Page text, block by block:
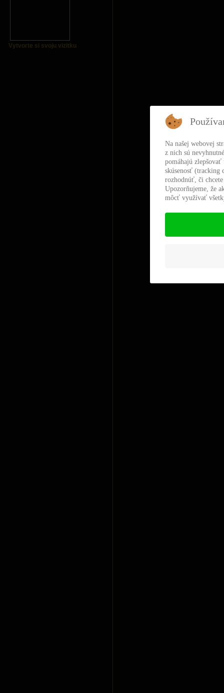
Vytvorte si svoju vizitku
Na našej webovej
z nich sú
pomáhajú
skúsenosť (tracking
rozhodnúť, či
Upozorňujeme, že
môcť využívať